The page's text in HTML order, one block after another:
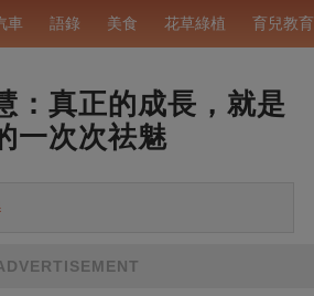
車 語錄 美食 花草綠植 育兒教育
：真正的成長，就是
一次次祛魅